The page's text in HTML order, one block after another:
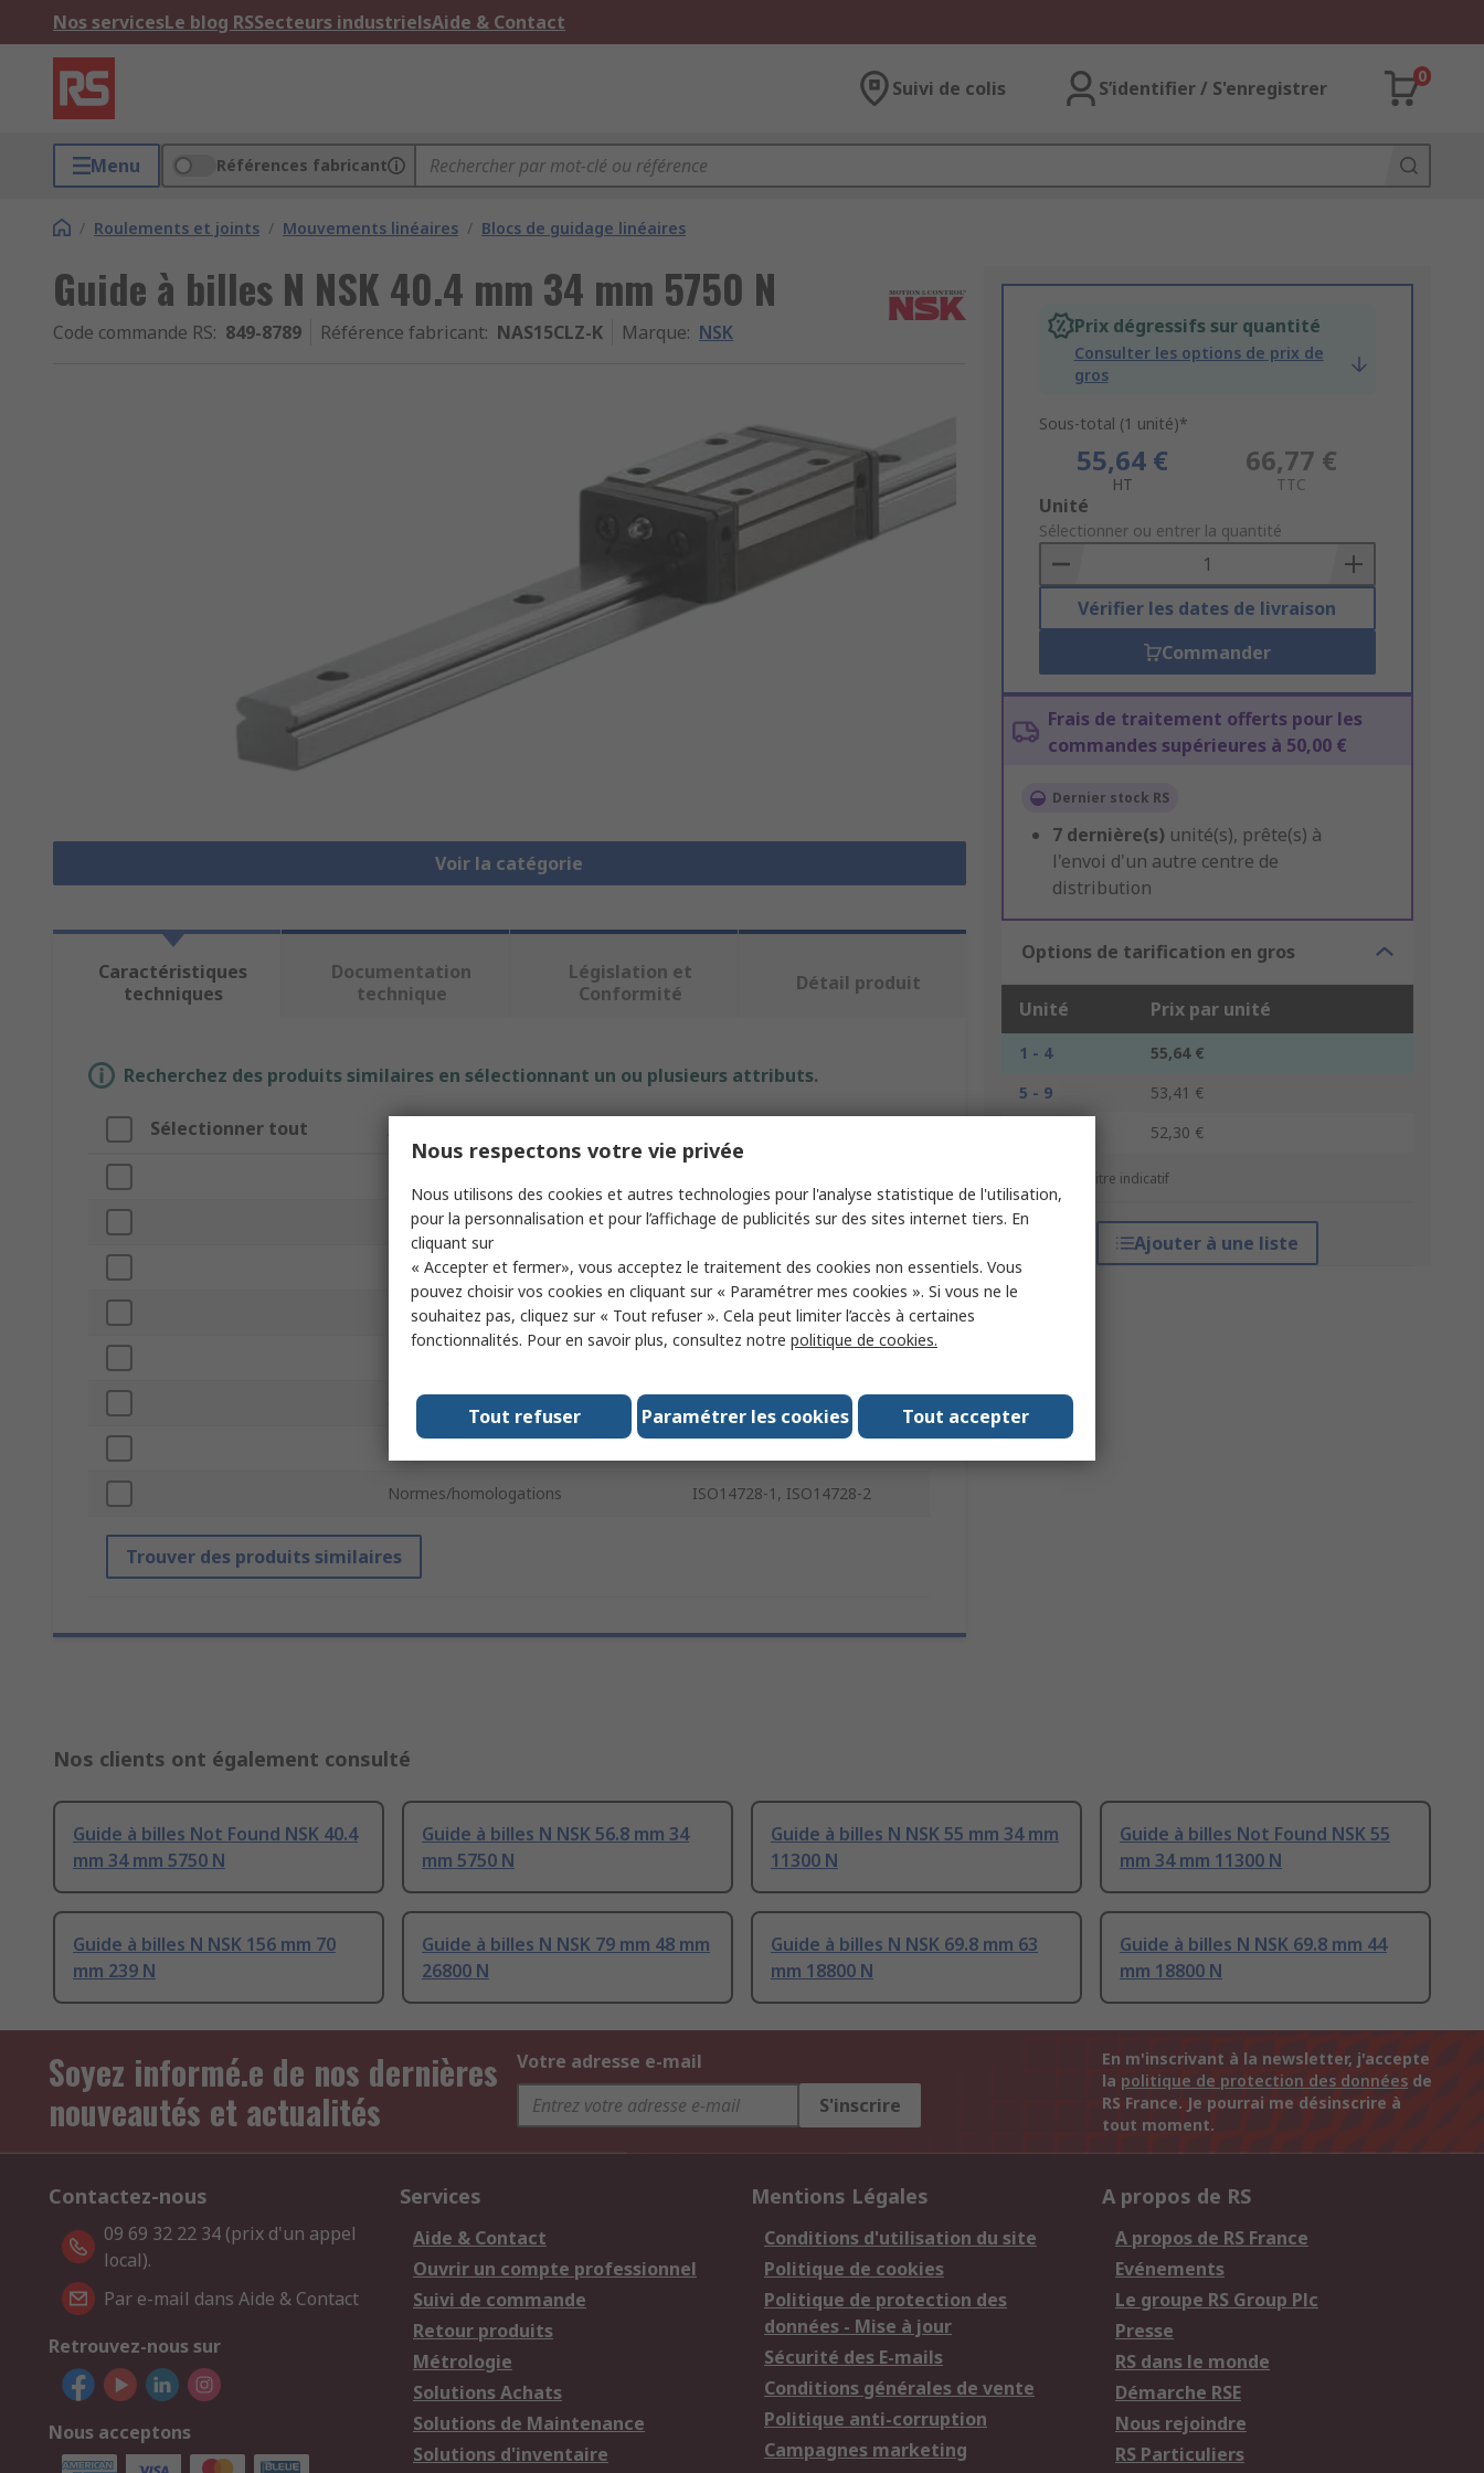
Nos servicesLe blog RSSecteurs industrielsAide & Contact
Suivi de colis S’identifier / S'enregistrer
0
Menu Références fabricant
/ Roulements et joints / Mouvements linéaires / Blocs de guidage linéaires
Guide à billes N NSK 40.4 mm 34 mm 5750 N
Code commande RS: 849-8789 Référence fabricant: NAS15CLZ-K Marque: NSK
Voir la catégorie
Prix dégressifs sur quantité
Consulter les options de prix de
gros
Sous-total (1 unité)*
55,64 €
HT
66,77 €
TTC
Add
to
Basket
Unité
Sélectionner ou entrer la quantité
Vérifier les dates de livraison
Commander
Frais de traitement offerts pour les
commandes supérieures à 50,00 €
Dernier stock RS
7 dernière(s) unité(s), prête(s) à
l'envoi d'un autre centre de
distribution
Options de tarification en gros
Unité Prix par unité
1 - 4
55,64 €
5 - 9
53,41 €
52,30 €
*Prix donné à titre indicatif
Ajouter à une liste
Caractéristiques
techniques
Documentation
technique
Législation et
Conformité
Détail produit
Recherchez des produits similaires en sélectionnant un ou plusieurs attributs.
Sélectionner tout Attribut
Type de produit Guide à billes
Série N
Longueur du chariot 40.4mm
Capacité de charge dynamique
Normes/homologations ISO14728-1, ISO14728-2
Trouver des produits similaires
Nos clients ont également consulté
Guide à billes Not Found NSK 40.4
mm 34 mm 5750 N
Guide à billes N NSK 56.8 mm 34
mm 5750 N
Guide à billes N NSK 55 mm 34 mm
11300 N
Guide à billes Not Found NSK 55
mm 34 mm 11300 N
Guide à billes N NSK 156 mm 70
mm 239 N
Guide à billes N NSK 79 mm 48 mm
26800 N
Guide à billes N NSK 69.8 mm 63
mm 18800 N
Guide à billes N NSK 69.8 mm 44
mm 18800 N
Soyez informé.e de nos dernières
nouveautés et actualités
Votre adresse e-mail
S'inscrire
En m'inscrivant à la newsletter, j'accepte
la politique de protection des données de
RS France. Je pourrai me désinscrire à
tout moment.
Contactez-nous
09 69 32 22 34 (prix d'un appel
local).
Par e-mail dans Aide & Contact
Retrouvez-nous sur
Nous acceptons
Services
Aide & Contact
Ouvrir un compte professionnel
Suivi de commande
Retour produits
Métrologie
Solutions Achats
Solutions de Maintenance
Solutions d'inventaire
Mentions Légales
Conditions d'utilisation du site
Politique de cookies
Politique de protection des
données - Mise à jour
Sécurité des E-mails
Conditions générales de vente
Politique anti-corruption
Campagnes marketing
A propos de RS
A propos de RS France
Evénements
Le groupe RS Group Plc
Presse
RS dans le monde
Démarche RSE
Nous rejoindre
RS Particuliers
Nous respectons votre vie privée
Nous utilisons des cookies et autres technologies pour l'analyse statistique de l'utilisation,
pour la personnalisation et pour l’affichage de publicités sur des sites internet tiers. En
cliquant sur
« Accepter et fermer», vous acceptez le traitement des cookies non essentiels. Vous
pouvez choisir vos cookies en cliquant sur « Paramétrer mes cookies ». Si vous ne le
souhaitez pas, cliquez sur « Tout refuser ». Cela peut limiter l’accès à certaines
fonctionnalités. Pour en savoir plus, consultez notre politique de cookies.
Tout accepter
Paramétrer les cookies
Tout refuser